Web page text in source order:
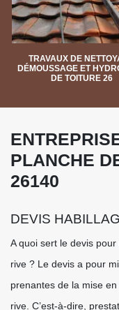
TRAVAUX DE
DÉMOUSSAGE ET
DE TOITURE 26
PLANCHE
26140
DEVIS
A quoi sert le devis
rive ? Le devis a pour
prenantes de la mise
rive. C’est-à-dire,